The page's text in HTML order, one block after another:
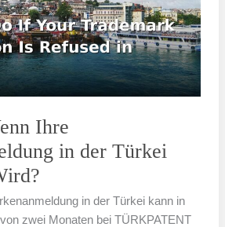
Ihre
in der Türkei
in der Türkei kann in
zwei Monaten bei TÜRKPATENT